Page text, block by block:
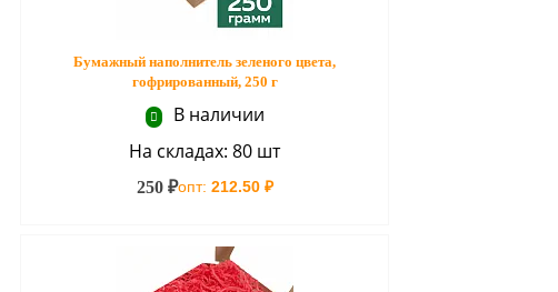
Бумажный наполнитель зеленого цвета,
гофрированный, 250 г
В наличии
На складах: 80 шт
250 ₽опт: 212.50 ₽